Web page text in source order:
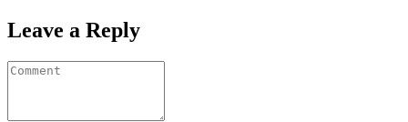
Leave a Reply